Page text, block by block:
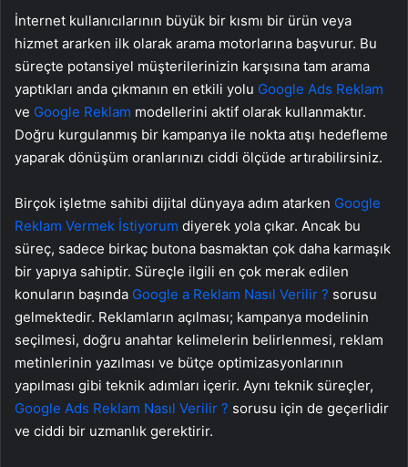
İnternet kullanıcılarının büyük bir kısmı bir ürün veya
hizmet ararken ilk olarak arama motorlarına başvurur. Bu
süreçte potansiyel müşterilerinizin karşısına tam arama
yaptıkları anda çıkmanın en etkili yolu Google Ads Reklam
ve Google Reklam modellerini aktif olarak kullanmaktır.
Doğru kurgulanmış bir kampanya ile nokta atışı hedefleme
yaparak dönüşüm oranlarınızı ciddi ölçüde artırabilirsiniz.
Birçok işletme sahibi dijital dünyaya adım atarken Google
Reklam Vermek İstiyorum diyerek yola çıkar. Ancak bu
süreç, sadece birkaç butona basmaktan çok daha karmaşık
bir yapıya sahiptir. Süreçle ilgili en çok merak edilen
konuların başında Google a Reklam Nasıl Verilir ? sorusu
gelmektedir. Reklamların açılması; kampanya modelinin
seçilmesi, doğru anahtar kelimelerin belirlenmesi, reklam
metinlerinin yazılması ve bütçe optimizasyonlarının
yapılması gibi teknik adımları içerir. Aynı teknik süreçler,
Google Ads Reklam Nasıl Verilir ? sorusu için de geçerlidir
ve ciddi bir uzmanlık gerektirir.